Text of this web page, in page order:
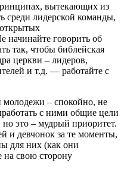
вытекающих из
среди лидерской команды,
начинайте говорить об
так, чтобы библейская
церкви – лидеров,
и т.д. — работайте с
молодежи – спокойно, не
с ними общие цели
но это – мудрый приоритет.
и девчонок за те моменты,
для них (как они
на свою сторону